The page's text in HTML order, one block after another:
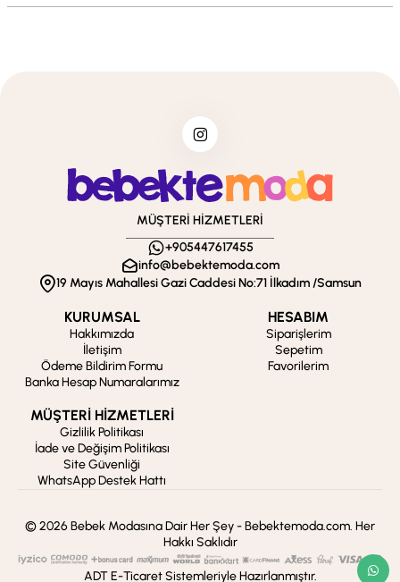
MÜŞTERİ HİZMETLERİ
+905447617455
info@bebektemoda.com
19 Mayıs Mahallesi Gazi Caddesi No:71 İlkadım /Samsun
KURUMSAL
Hakkımızda
İletişim
Ödeme Bildirim Formu
Banka Hesap Numaralarımız
HESABIM
Siparişlerim
Sepetim
Favorilerim
MÜŞTERİ HİZMETLERİ
Gizlilik Politikası
İade ve Değişim Politikası
Site Güvenliği
WhatsApp Destek Hattı
© 2026 Bebek Modasına Dair Her Şey - Bebektemoda.com. Her
Hakkı Saklıdır
ADT E-Ticaret Sistemleriyle Hazırlanmıştır.